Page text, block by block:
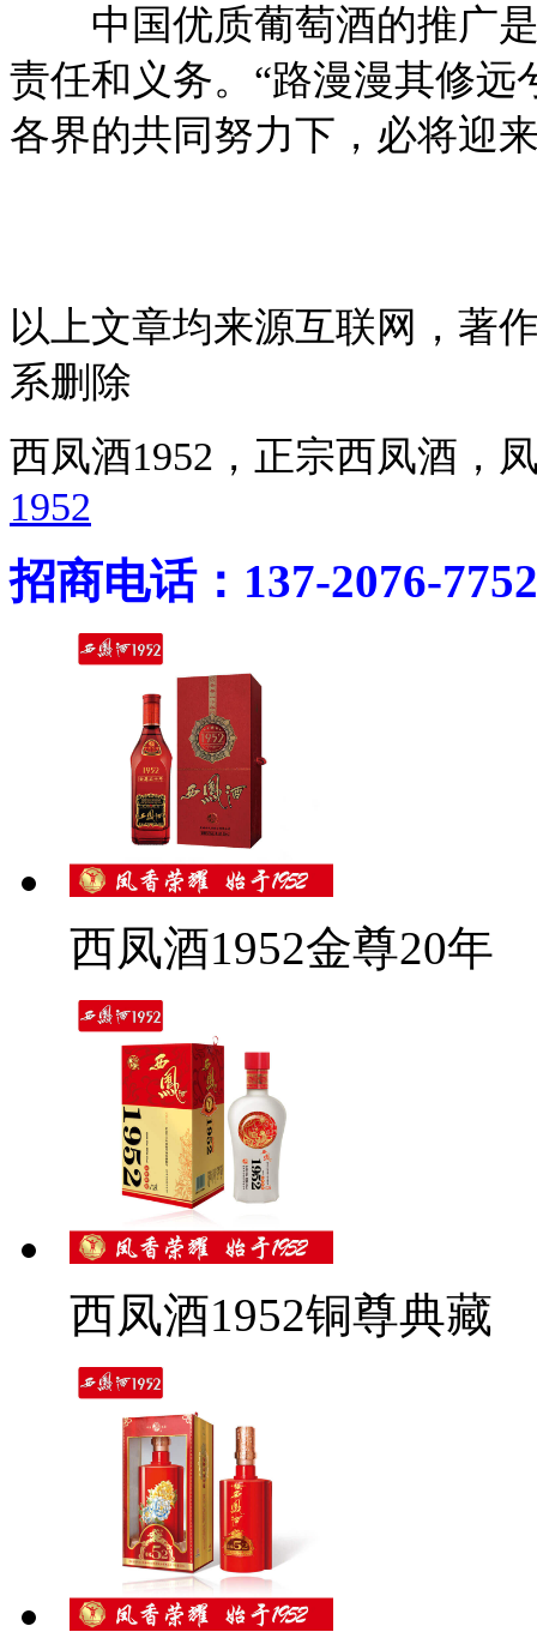
中国优质葡萄酒的推广是
责任和义务。“路漫漫其修
各界的共同努力下，必将迎
以上文章均来源互联网，著
系删除
西凤酒1952，正宗西凤酒
1952
招商电话：137-2076-7752
西凤酒1952金尊20年
西凤酒1952铜尊典藏